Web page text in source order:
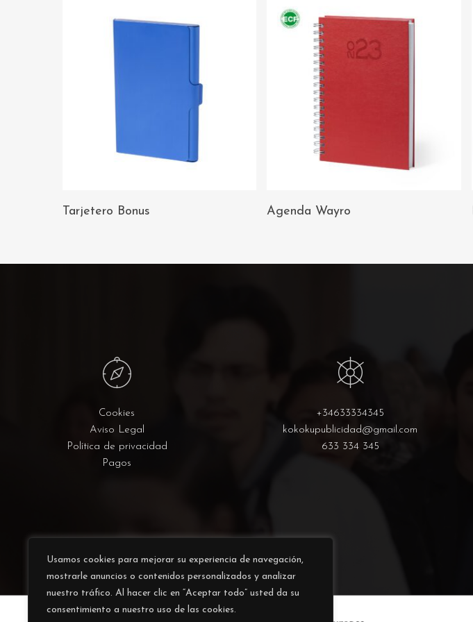
Usamos cookies para mejorar su experiencia de navegación,
mostrarle anuncios o contenidos personalizados y analizar
nuestro tráfico. Al hacer clic en “Aceptar todo” usted da su
consentimiento a nuestro uso de las cookies.
Tarjetero Bonus
CARRITO
Agenda Wayro
Cookies
Aviso Legal
Política de privacidad
Pagos
+34633334345
kokokupublicidad@gmail.com
633 334 345